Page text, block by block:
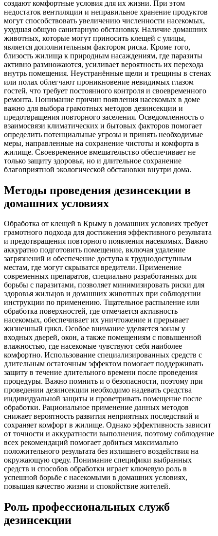
создают комфортные условия для их жизни. При этом
недостаток вентиляции и неправильное хранение продуктов
могут способствовать увеличению численности насекомых,
ухудшая общую санитарную обстановку. Наличие домашних
животных, которые могут приносить клещей с улицы,
является дополнительным фактором риска. Кроме того,
близость жилища к природным насаждениям, где паразиты
активно размножаются, усиливает вероятность их перехода
внутрь помещения. Неустранённые щели и трещины в стенах
или полах облегчают проникновение невидимых глазом
гостей, что требует постоянного контроля и своевременного
ремонта. Понимание причин появления насекомых в доме
важно для выбора грамотных методов дезинсекции и
предотвращения повторного заселения. Осведомленность о
взаимосвязи климатических и бытовых факторов помогает
определить потенциальные угрозы и принять необходимые
меры, направленные на сохранение чистоты и комфорта в
жилище. Своевременное вмешательство обеспечивает не
только защиту здоровья, но и длительное сохранение
благоприятной экологической обстановки внутри дома.
Методы проведения дезинсекции в
домашних условиях
Обработка от клещей в Крыму в домашних условиях требует
грамотного подхода для достижения эффективного результата
и предотвращения повторного появления насекомых. Важно
аккуратно подготовить помещение, включая удаление
загрязнений и обеспечение доступа к труднодоступным
местам, где могут скрыватся вредители. Применение
современных препаратов, специально разработанных для
борьбы с паразитами, позволяет минимизировать риски для
здоровья жильцов и домашних животных при соблюдении
инструкции по применению. Тщательное распыление или
обработка поверхностей, где отмечается активность
насекомых, обеспечивает их уничтожение и прерывает
жизненный цикл. Особое внимание уделяется зонам у
входных дверей, окон, а также помещениям с повышенной
влажностью, где насекомые чувствуют себя наиболее
комфортно. Использование специализированных средств с
длительным остаточным эффектом помогает поддерживать
защиту в течение длительного времени после проведения
процедуры. Важно помнить и о безопасности, поэтому при
проведении дезинсекции необходимо надевать средства
индивидуальной защиты и проветривать помещение после
обработки. Рациональное применение данных методов
снижает вероятность развития неприятных последствий и
сохраняет комфорт в жилище. Однако эффективность зависит
от точности и аккуратности выполнения, поэтому соблюдение
всех рекомендаций помогает добиться максимально
положительного результата без излишнего воздействия на
окружающую среду. Понимание специфики выбранных
средств и способов обработки играет ключевую роль в
успешной борьбе с насекомыми в домашних условиях,
повышая качество жизни и спокойствие жителей.
Роль профессиональных служб
дезинсекции